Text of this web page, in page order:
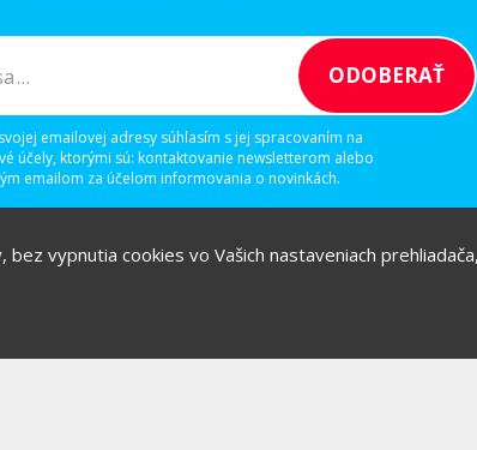
vypnutia cookies vo Vašich nastaveniach
emailovej adresy súhlasím s jej spracovaním na
účely, ktorými sú: kontaktovanie newsletterom alebo
emailom za účelom informovania o novinkách.